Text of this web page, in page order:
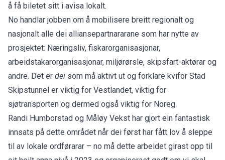
å få biletet sitt i avisa lokalt.
No handlar jobben om å mobilisere breitt regionalt og
nasjonalt alle dei alliansepartnararane som har nytte av
prosjektet: Næringsliv, fiskarorganisasjonar,
arbeidstakarorganisasjonar, miljørørsle, skipsfart-aktørar og
andre. Det er dei som må aktivt ut og forklare kvifor Stad
Skipstunnel er viktig for Vestlandet, viktig for
sjøtransporten og dermed også viktig for Noreg.
Randi Humborstad og Måløy Vekst har gjort ein fantastisk
innsats på dette området når dei først har fått lov å sleppe
til av lokale ordførarar – no må dette arbeidet girast opp til